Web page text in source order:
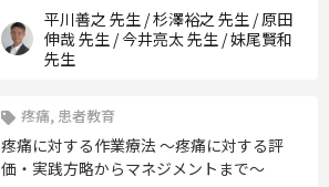
平川善之 先生 / 杉澤裕之 先生 / 原田
伸哉 先生 / 今井亮太 先生 / 妹尾賢和
先生
疼痛, 患者教育
疼痛に対する作業療法 ～疼痛に対する評
価・実践方略からマネジメントまで～